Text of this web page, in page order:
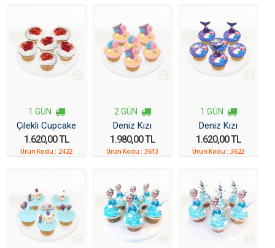
1 GÜN
Çilekli Cupcake
1.620,00 TL
Ürün Kodu : 2422
2 GÜN
Deniz Kızı
Cupcake
1.980,00 TL
Ürün Kodu :3613
1 GÜN
Deniz Kızı
Cupcake
1.620,00 TL
Ürün Kodu :3622